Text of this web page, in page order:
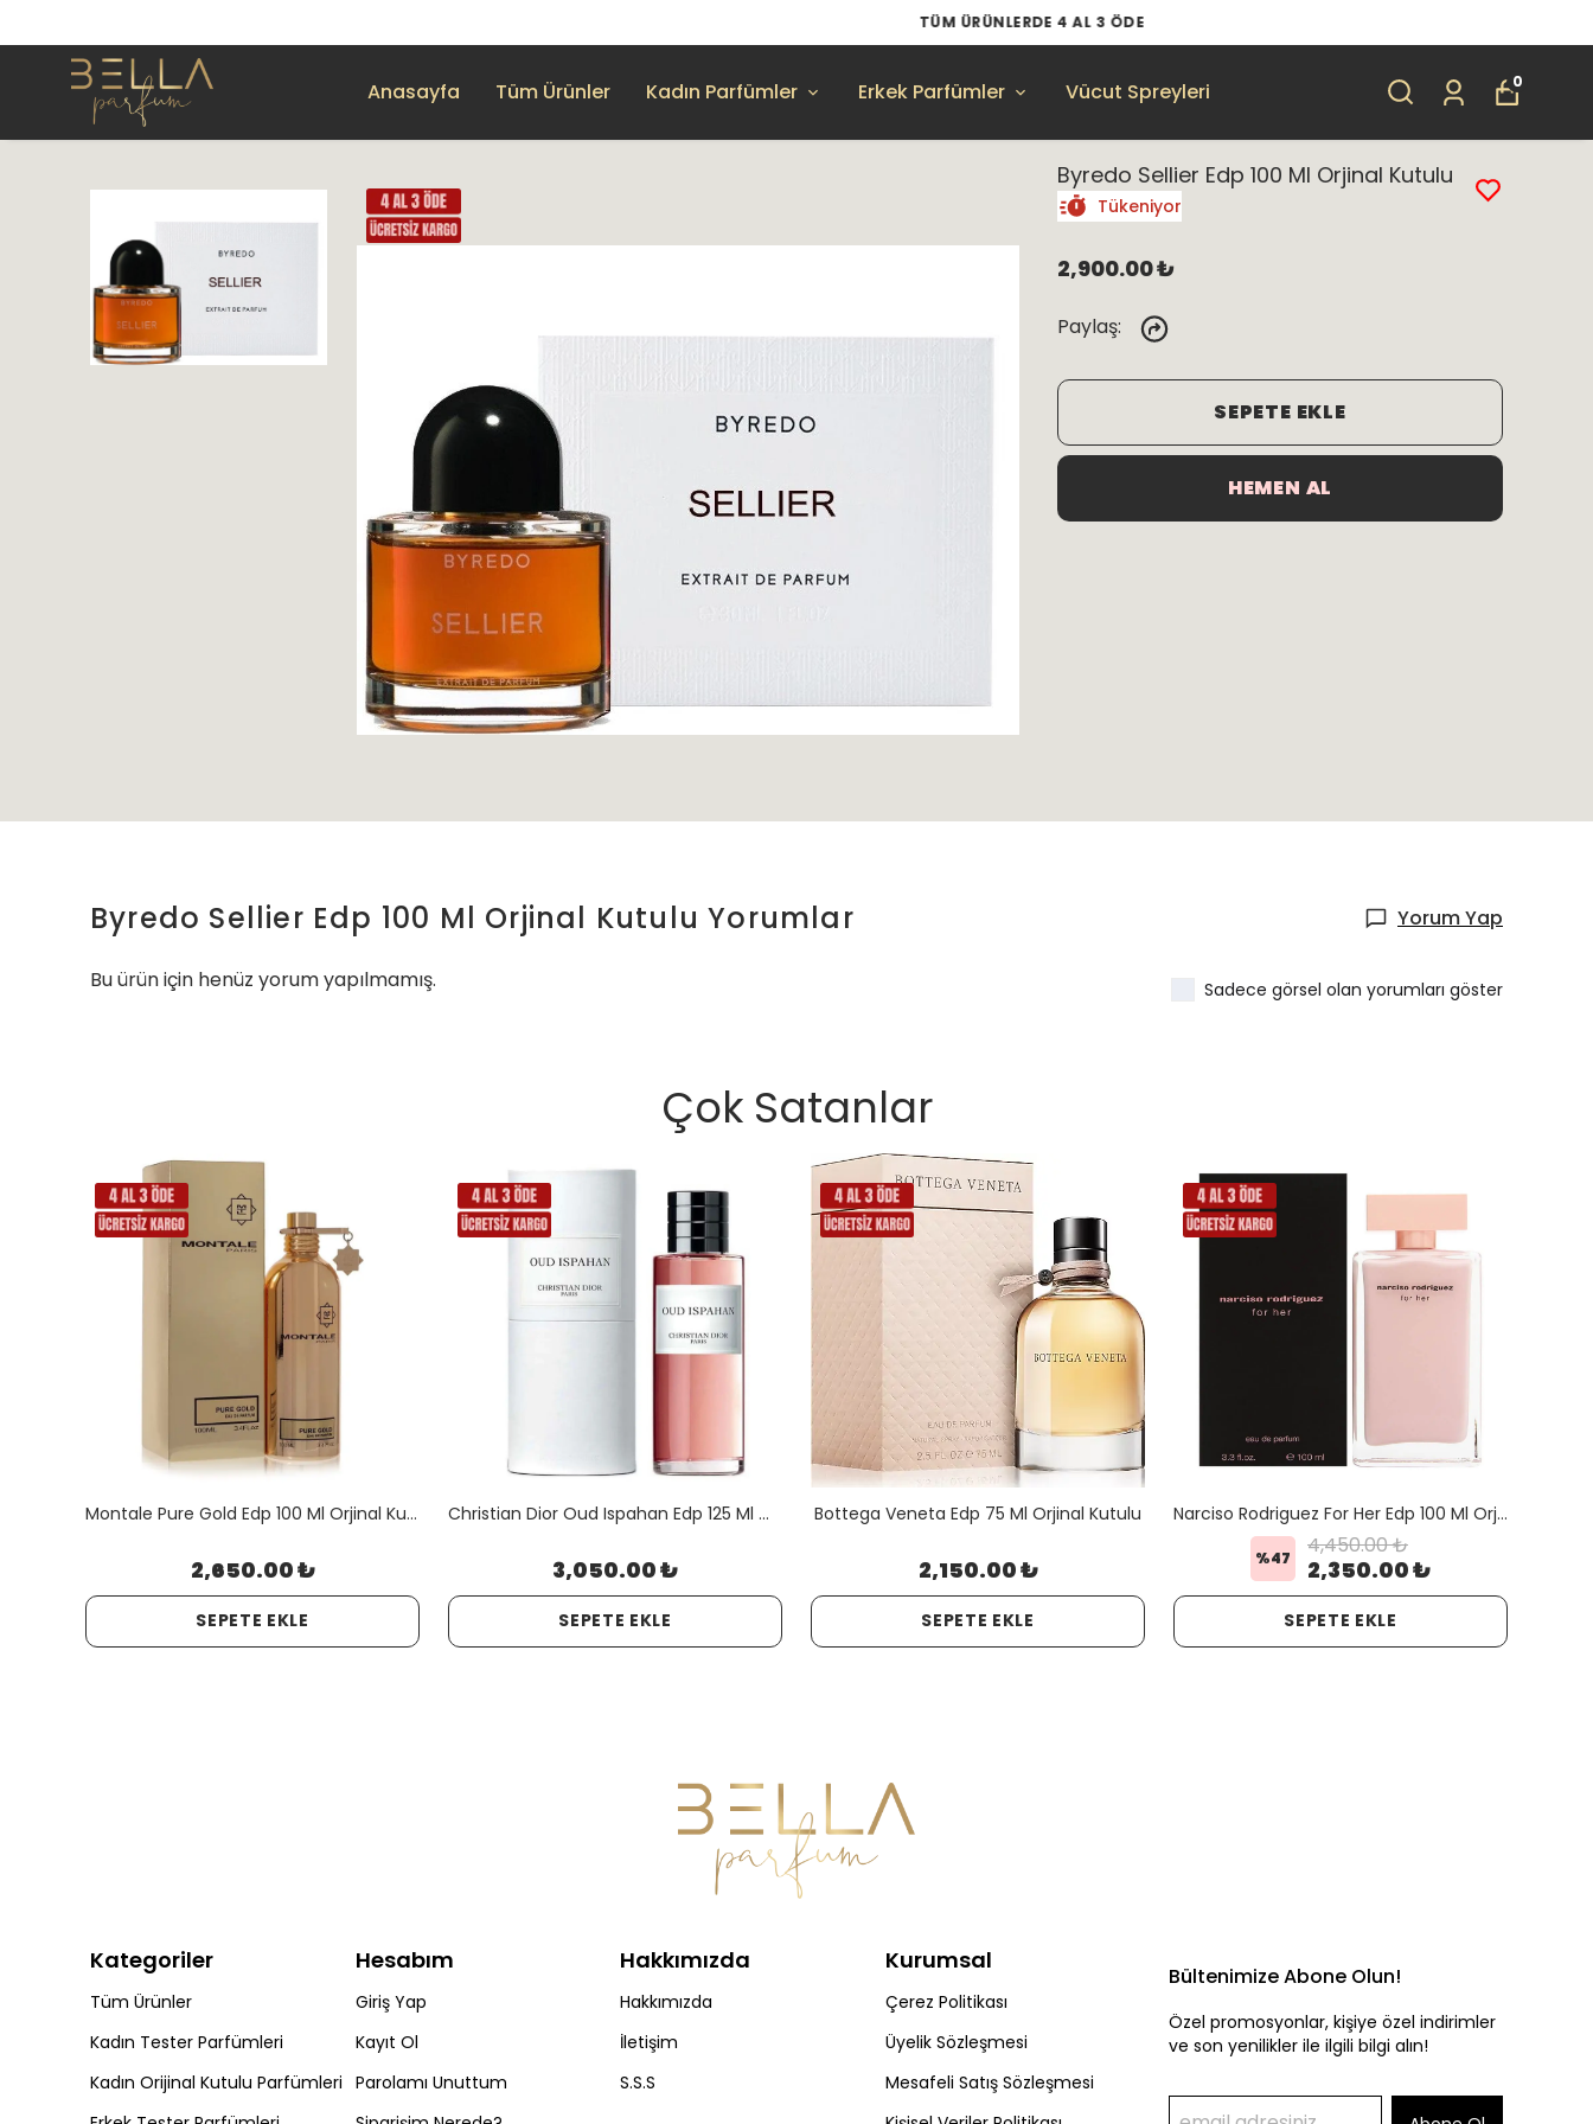
Anasayfa Tüm Ürünler Kadın Parfümler Erkek Parfümler Vücut Spreyleri 0
Byredo Sellier Edp 100 Ml Orjinal Kutulu
Tükeniyor
2,900.00 ₺
Paylaş:
SEPETE EKLE
HEMEN AL
Byredo Sellier Edp 100 Ml Orjinal Kutulu Yorumlar Yorum Yap
Bu ürün için henüz yorum yapılmamış. Sadece görsel olan yorumları göster
Çok Satanlar
Montale Pure Gold Edp 100 Ml Orjinal Kutulu
2,650.00 ₺
SEPETE EKLE
Christian Dior Oud Ispahan Edp 125 Ml Orijinal Kutulu
3,050.00 ₺
SEPETE EKLE
Bottega Veneta Edp 75 Ml Orjinal Kutulu
2,150.00 ₺
SEPETE EKLE
Narciso Rodriguez For Her Edp 100 Ml Orjinal Kutulu
%47 4,450.00 ₺
2,350.00 ₺
SEPETE EKLE
Kategoriler
Tüm Ürünler
Kadın Tester Parfümleri
Kadın Orijinal Kutulu Parfümleri
Hesabım
Giriş Yap
Kayıt Ol
Parolamı Unuttum
Hakkımızda
Hakkımızda
İletişim
S.S.S
Kurumsal
Çerez Politikası
Üyelik Sözleşmesi
Mesafeli Satış Sözleşmesi
Bültenimize Abone Olun!
Özel promosyonlar, kişiye özel indirimler
ve son yenilikler ile ilgili bilgi alın!